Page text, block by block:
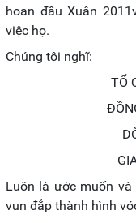
hoan đầu Xuân
việc họ.
Chúng tôi nghĩ:
TỔ
Luôn là ước muốn
vun đắp thành hình